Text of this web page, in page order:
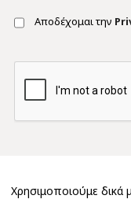
Αποδέχομαι την
Χρησιμοποιούμε δικά